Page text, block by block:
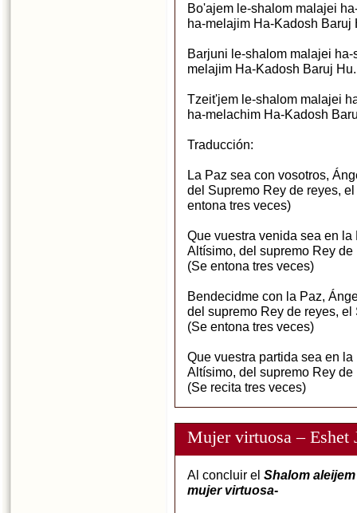
Bo'ajem le-shalom malajei
ha-melajim Ha-Kadosh Baruj
Barjuni le-shalom malajei
melajim Ha-Kadosh Baruj
Tzeit'jem le-shalom malajei
ha-melachim Ha-Kadosh
Traducción:
La Paz sea con vosotros,
del Supremo Rey de
entona tres veces)
Que vuestra venida sea en
Altísimo, del supremo Rey
(Se entona tres veces)
Bendecidme con la Paz,
del supremo Rey de reyes, el
(Se entona tres veces)
Que vuestra partida sea en
Altísimo, del supremo Rey
(Se recita tres veces)
Mujer virtuosa – Eshet
Al concluir el Shalom aleijem
mujer virtuosa-